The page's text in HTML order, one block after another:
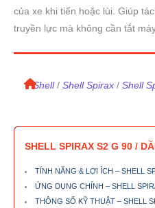
của xe khi tiến hoặc lùi. Giúp
truyền lực mà không cần tắt
/ Shell / Shell Spirax / Shell
SHELL SPIRAX S2 G 90 /
TÍNH NĂNG & LỢI ÍCH – SHELL
ỨNG DỤNG CHÍNH – SHELL
THÔNG SỐ KỸ THUẬT – SHELL